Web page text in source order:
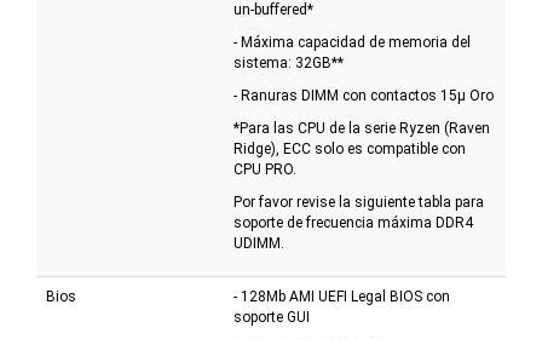
un-buffered*
- Máxima capacidad de memoria del
sistema: 32GB**
- Ranuras DIMM con contactos 15µ Oro
*Para las CPU de la serie Ryzen (Raven
Ridge), ECC solo es compatible con
CPU PRO.
Por favor revise la siguiente tabla para
soporte de frecuencia máxima DDR4
UDIMM.
Bios
- 128Mb AMI UEFI Legal BIOS con
soporte GUI